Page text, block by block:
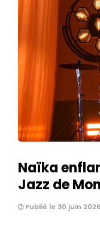
Naïka
Jazz de
Publié le 30 juin 2026